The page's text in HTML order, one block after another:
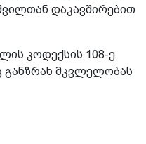
დაკავშირებით
კოდექსის 108-ე
განზრახ მკვლელობას